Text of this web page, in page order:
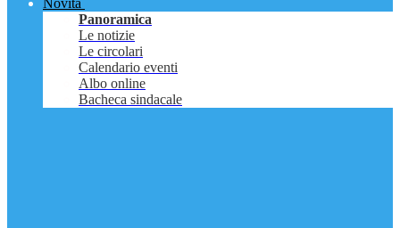
Novità
Panoramica
Le notizie
Le circolari
Calendario eventi
Albo online
Bacheca sindacale